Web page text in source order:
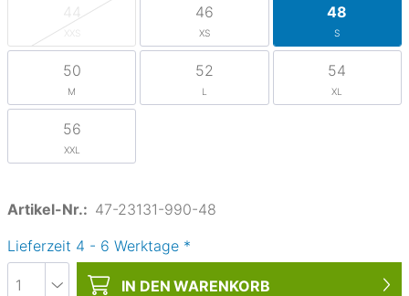
44 46
XS
48
S
50
M
52
L
54
XL
56
XXL
Artikel-Nr.: 47-23131-990-48
Lieferzeit 4 - 6 Werktage *
IN DEN WARENKORB